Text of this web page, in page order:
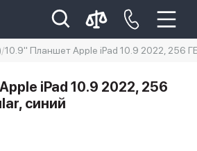
айфон 14
10.9" Планшет Apple iPad 10.9 2022, 256
iPad 10.9 2022, 256
синий